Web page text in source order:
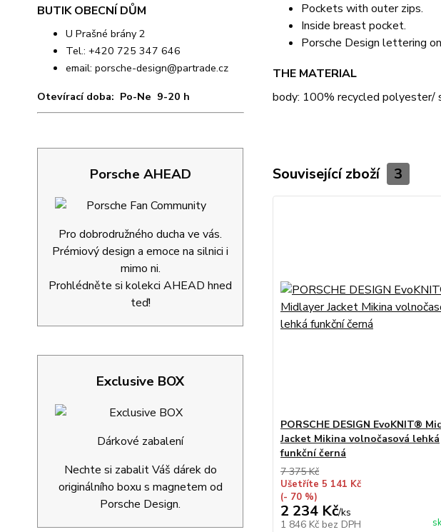
BUTIK OBECNÍ DŮM
U Prašné brány 2
Tel.: +420 725 347 646
email: porsche-design@partrade.cz
Otevírací doba: Po-Ne 9-20 h
Porsche AHEAD
Pro dobrodružného ducha ve vás.
Prémiový design a emoce na silnici i
mimo ni.
Prohlédněte si kolekci AHEAD hned
teď!
Exclusive BOX
Dárkové zabalení
Nechte si zabalit Váš dárek do
originálního boxu s magnetem od
Porsche Design.
Pockets with outer zips.
Inside breast pocket.
Porsche Design lettering
THE MATERIAL
body: 100% recycled
Související zboží 3
PORSCHE DESIGN EvoKNIT®
Jacket Mikina volnočasová lehká
funkční černá
7 375 Kč
Ušetříte 5 141 Kč
(- 70 %)
2 234 Kč/ks
1 846 Kč bez DPH